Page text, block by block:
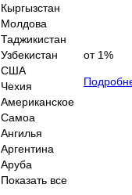
Кыргызстан
Молдова
Таджикистан
Узбекистан
США
Чехия
Американское
Самоа
Ангилья
Аргентина
Аруба
Показать все
от 1%